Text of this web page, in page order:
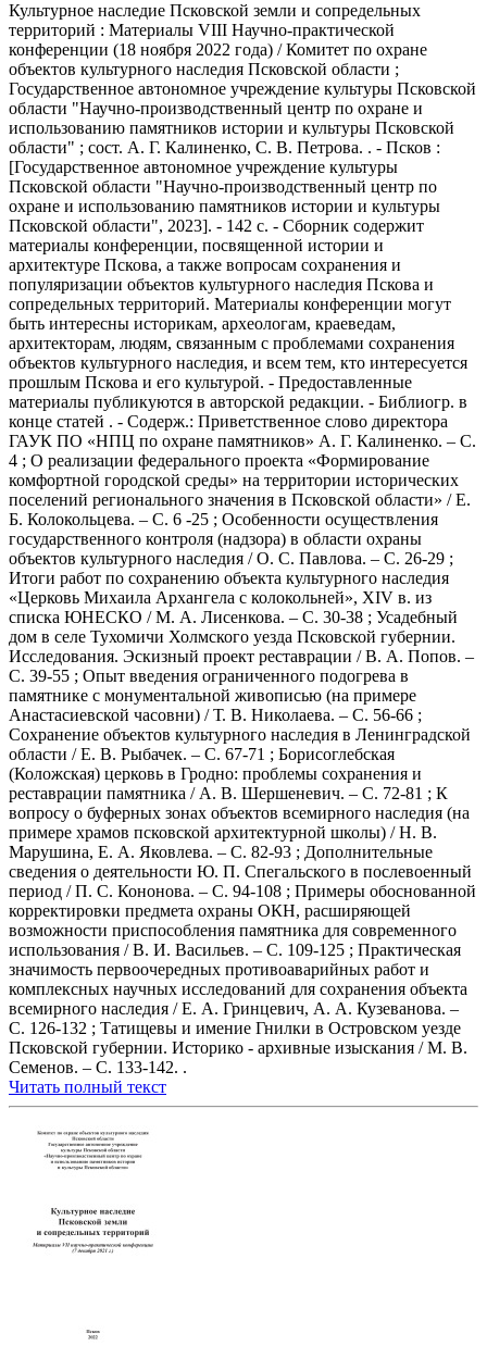
Культурное наследие Псковской земли и сопредельных
территорий : Материалы VIII Научно-практической
конференции (18 ноября 2022 года) / Комитет по охране
объектов культурного наследия Псковской области ;
Государственное автономное учреждение культуры Псковской
области "Научно-производственный центр по охране и
использованию памятников истории и культуры Псковской
области" ; сост. А. Г. Калиненко, С. В. Петрова. . - Псков :
[Государственное автономное учреждение культуры
Псковской области "Научно-производственный центр по
охране и использованию памятников истории и культуры
Псковской области", 2023]. - 142 с. - Сборник содержит
материалы конференции, посвященной истории и
архитектуре Пскова, а также вопросам сохранения и
популяризации объектов культурного наследия Пскова и
сопредельных территорий. Материалы конференции могут
быть интересны историкам, археологам, краеведам,
архитекторам, людям, связанным с проблемами сохранения
объектов культурного наследия, и всем тем, кто интересуется
прошлым Пскова и его культурой. - Предоставленные
материалы публикуются в авторской редакции. - Библиогр. в
конце статей . - Содерж.: Приветственное слово директора
ГАУК ПО «НПЦ по охране памятников» А. Г. Калиненко. – С.
4 ; О реализации федерального проекта «Формирование
комфортной городской среды» на территории исторических
поселений регионального значения в Псковской области» / Е.
Б. Колокольцева. – С. 6 -25 ; Особенности осуществления
государственного контроля (надзора) в области охраны
объектов культурного наследия / О. С. Павлова. – С. 26-29 ;
Итоги работ по сохранению объекта культурного наследия
«Церковь Михаила Архангела с колокольней», XIV в. из
списка ЮНЕСКО / М. А. Лисенкова. – С. 30-38 ; Усадебный
дом в селе Тухомичи Холмского уезда Псковской губернии.
Исследования. Эскизный проект реставрации / В. А. Попов. –
С. 39-55 ; Опыт введения ограниченного подогрева в
памятнике с монументальной живописью (на примере
Анастасиевской часовни) / Т. В. Николаева. – С. 56-66 ;
Сохранение объектов культурного наследия в Ленинградской
области / Е. В. Рыбачек. – С. 67-71 ; Борисоглебская
(Коложская) церковь в Гродно: проблемы сохранения и
реставрации памятника / А. В. Шершеневич. – С. 72-81 ; К
вопросу о буферных зонах объектов всемирного наследия (на
примере храмов псковской архитектурной школы) / Н. В.
Марушина, Е. А. Яковлева. – С. 82-93 ; Дополнительные
сведения о деятельности Ю. П. Спегальского в послевоенный
период / П. С. Кононова. – С. 94-108 ; Примеры обоснованной
корректировки предмета охраны ОКН, расширяющей
возможности приспособления памятника для современного
использования / В. И. Васильев. – С. 109-125 ; Практическая
значимость первоочередных противоаварийных работ и
комплексных научных исследований для сохранения объекта
всемирного наследия / Е. А. Гринцевич, А. А. Кузеванова. –
С. 126-132 ; Татищевы и имение Гнилки в Островском уезде
Псковской губернии. Историко - архивные изыскания / М. В.
Семенов. – С. 133-142. .
Читать полный текст